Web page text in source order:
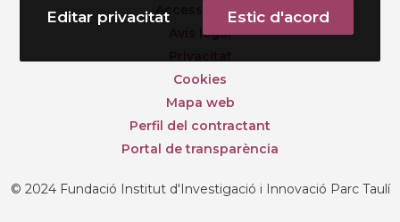
Accessibilitat
Avís legal
Cookies
Mapa web
Perfil del contractant
Portal de transparència
© 2024 Fundació Institut d'Investigació i Innovació Parc Taulí
Editar privacitat Estic d'acord